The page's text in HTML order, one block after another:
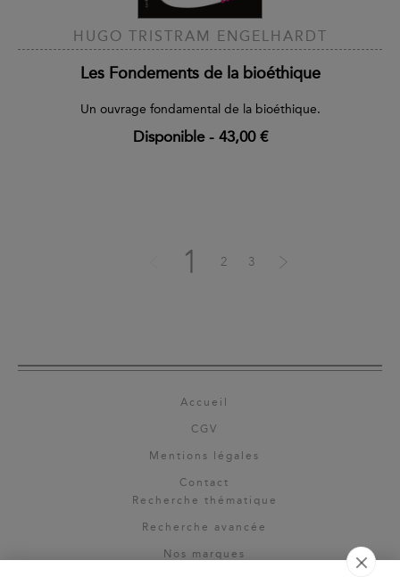
HUGO TRISTRAM ENGELHARDT
Les Fondements de la bioéthique
Un ouvrage fondamental de la bioéthique.
Disponible- 43,00 €
1 2 3
Accueil
CGV
Mentions légales
Contact
Recherche thématique
Recherche avancée
Nos marques